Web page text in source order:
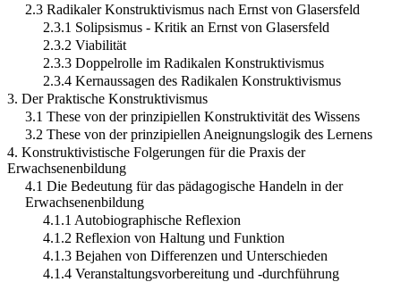
2.3 Radikaler Konstruktivismus nach Ernst von Glasersfeld
2.3.1 Solipsismus - Kritik an Ernst von Glasersfeld
2.3.2 Viabilität
2.3.3 Doppelrolle im Radikalen Konstruktivismus
2.3.4 Kernaussagen des Radikalen Konstruktivismus
3. Der Praktische Konstruktivismus
3.1 These von der prinzipiellen Konstruktivität des Wissens
3.2 These von der prinzipiellen Aneignungslogik des Lernens
4. Konstruktivistische Folgerungen für die Praxis der
Erwachsenenbildung
4.1 Die Bedeutung für das pädagogische Handeln in der
Erwachsenenbildung
4.1.1 Autobiographische Reflexion
4.1.2 Reflexion von Haltung und Funktion
4.1.3 Bejahen von Differenzen und Unterschieden
4.1.4 Veranstaltungsvorbereitung und -durchführung